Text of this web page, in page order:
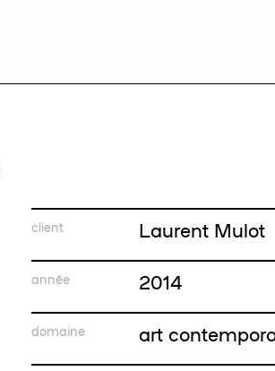
client Laurent Mulot
année 2014
domaine art